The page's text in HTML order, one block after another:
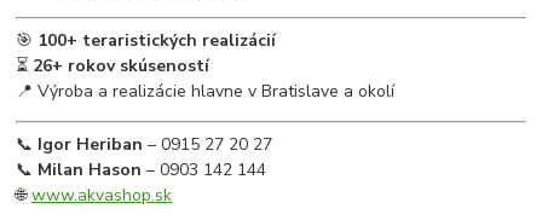
🎯 100+ teraristických realizácií
⏳ 26+ rokov skúseností
📍 Výroba a realizácie hlavne v Bratislave a okolí
📞 Igor Heriban – 0915 27 20 27
📞 Milan Hason – 0903 142 144
🌐www.akvashop.sk